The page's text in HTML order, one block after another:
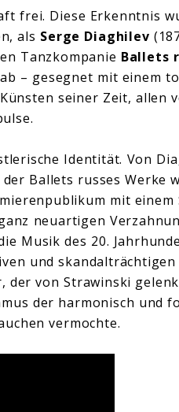
frei. Diese Erkenntnis
als Serge Diaghilev
Tanzkompanie Ballets
– gesegnet mit einem
seiner Zeit, allen
Identität. Von
Ballets russes Werke
mit einem
neuartigen
Musik des 20.
und skandalträchtigen
von Strawinski
der harmonisch und
vermochte.